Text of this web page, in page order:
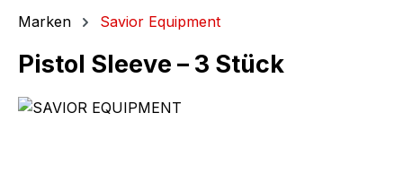
Marken Savior Equipment
Pistol Sleeve – 3 Stück